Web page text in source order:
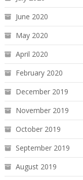
June 2020
May 2020
April 2020
February 2020
December 2019
November 2019
October 2019
September 2019
August 2019